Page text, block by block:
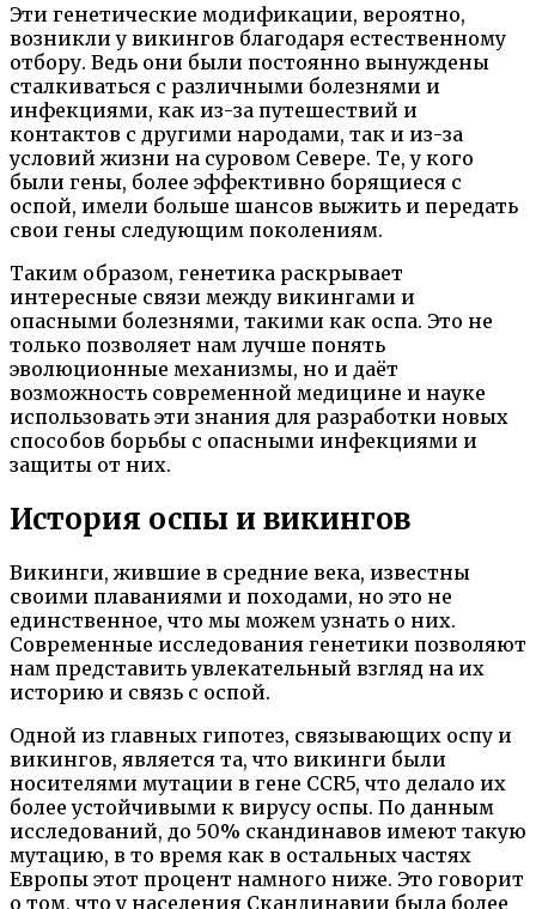
Эти генетические модификации, вероятно,
возникли у викингов благодаря естественному
отбору. Ведь они были постоянно вынуждены
сталкиваться с различными болезнями и
инфекциями, как из-за путешествий и
контактов с другими народами, так и из-за
условий жизни на суровом Севере. Те, у кого
были гены, более эффективно борящиеся с
оспой, имели больше шансов выжить и передать
свои гены следующим поколениям.
Таким образом, генетика раскрывает
интересные связи между викингами и
опасными болезнями, такими как оспа. Это не
только позволяет нам лучше понять
эволюционные механизмы, но и даёт
возможность современной медицине и науке
использовать эти знания для разработки новых
способов борьбы с опасными инфекциями и
защиты от них.
История оспы и викингов
Викинги, жившие в средние века, известны
своими плаваниями и походами, но это не
единственное, что мы можем узнать о них.
Современные исследования генетики позволяют
нам представить увлекательный взгляд на их
историю и связь с оспой.
Одной из главных гипотез, связывающих оспу и
викингов, является та, что викинги были
носителями мутации в гене CCR5, что делало их
более устойчивыми к вирусу оспы. По данным
исследований, до 50% скандинавов имеют такую
мутацию, в то время как в остальных частях
Европы этот процент намного ниже. Это говорит
о том, что у населения Скандинавии была более